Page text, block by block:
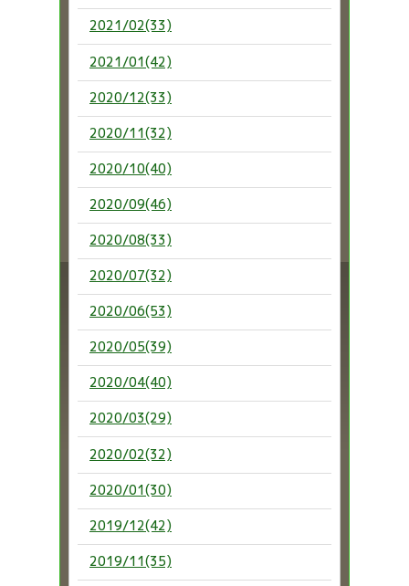
2021/02(33)
2021/01(42)
2020/12(33)
2020/11(32)
2020/10(40)
2020/09(46)
2020/08(33)
2020/07(32)
2020/06(53)
2020/05(39)
2020/04(40)
2020/03(29)
2020/02(32)
2020/01(30)
2019/12(42)
2019/11(35)